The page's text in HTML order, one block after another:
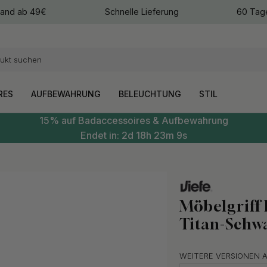
ab 49€ Schnelle Lieferung 60
AUFBEWAHRUNG BELEUCHTUNG STIL
15% auf Badaccessoires & Aufbewahrung
Endet in: 2d 18h 23m 8s
Möbelgriff
Titan-
WEITERE VERSIONEN